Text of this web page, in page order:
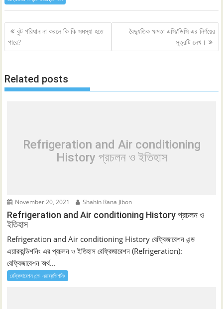
Post
navigation
বুট পরিধান না করলে কি কি সমস্যা হতে
পারে?
বৈদ্যুতিক ক্ষমতা এসি/ডিসি এর নির্ণয়ের
সূত্রটি লেখ।
Related posts
Refrigeration and Air conditioning
History প্রচলন ও ইতিহাস
November 20, 2021 Shahin Rana Jibon
Refrigeration and Air conditioning History প্রচলন ও
ইতিহাস
Refrigeration and Air conditioning History রেফ্রিজারেশন এন্ড
এয়ারকন্ডিশনিং এর প্রচলন ও ইতিহাস রেফ্রিজারেশন (Refrigeration):
রেফ্রিজারেশন অর্থ...
রেফ্রিজারেশন এন্ড এয়ারকন্ডিশনিং